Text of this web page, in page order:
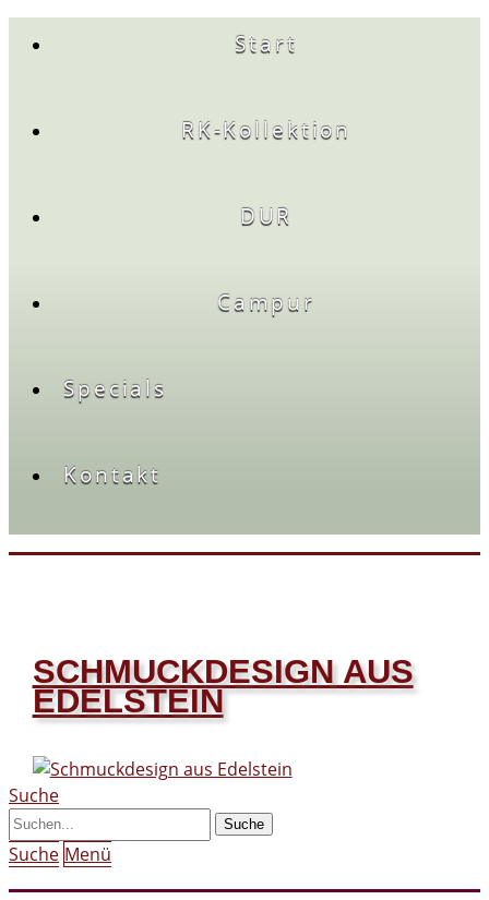
Start
RK-Kollektion
DUR
Campur
Specials
Kontakt
SCHMUCKDESIGN AUS
EDELSTEIN
Suche
Suche Menü